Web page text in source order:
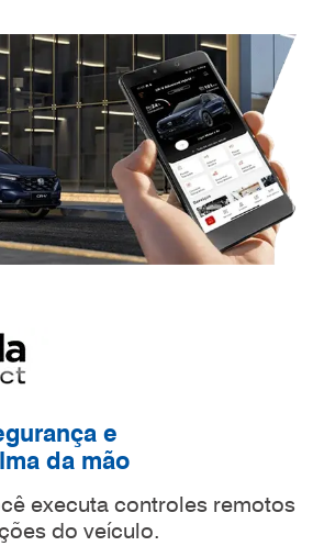
e
da mão
executa controles remotos
do veículo.